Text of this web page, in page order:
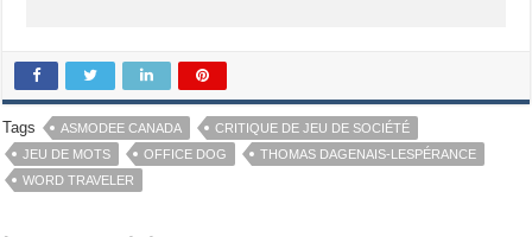
Tags ASMODEE CANADA
CRITIQUE DE JEU DE SOCIÉTÉ
JEU DE MOTS
OFFICE DOG
THOMAS DAGENAIS-LESPÉRANCE
WORD TRAVELER